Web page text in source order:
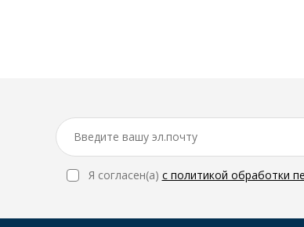
Я согласен(a) с политикой обработки